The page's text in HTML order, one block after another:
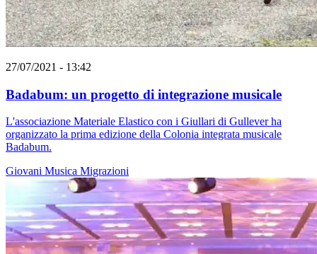
27/07/2021 - 13:42
Badabum: un progetto di integrazione musicale
L'associazione Materiale Elastico con i Giullari di Gullever ha
organizzato la prima edizione della Colonia integrata musicale
Badabum.
Giovani Musica Migrazioni